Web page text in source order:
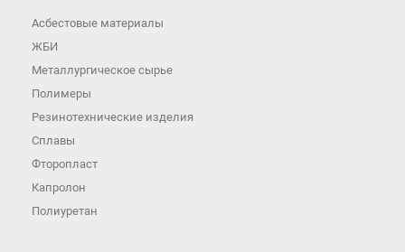
Асбестовые материалы
ЖБИ
Металлургическое сырье
Полимеры
Резинотехнические изделия
Сплавы
Фторопласт
Капролон
Полиуретан